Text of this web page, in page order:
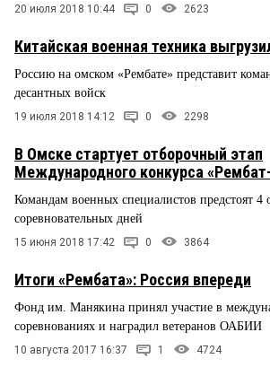
20 июля 2018 10:44 0 2623
Китайская военная техника
Россию на омском «Рембате» представит
десантных войск
19 июля 2018 14:12 0 2298
В Омске стартует отборочный этап
Международного конкурса
Командам военных специалистов предстоят 4
соревновательных дней
15 июня 2018 17:42 0 3864
Итоги «Рембата»: Россия впереди
Фонд им. Манякина принял участие в
соревнованиях и наградил ветеранов ОАБИИ
10 августа 2017 16:37 1 4724